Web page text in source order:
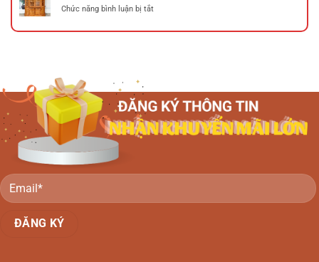
tràm)
Phương
Gỗ
Chức năng bình luận bị tắtở
tủ
rượu
gỗ
Đồng